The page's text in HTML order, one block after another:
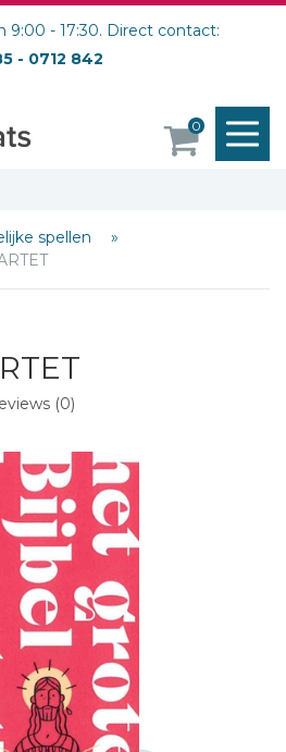
9:00 - 17:30. Direct contact:
- 0712 842
0
spellen
(0)